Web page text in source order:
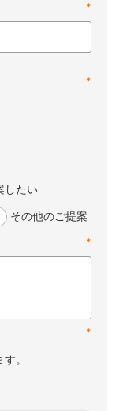
*
*
したい
その他のご提案
*
*
。